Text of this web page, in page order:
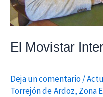
El Movistar
Deja un comentario/
Torrejón de Ardoz, Zona